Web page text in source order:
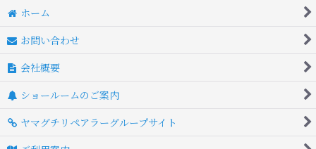
ホーム
お問い合わせ
会社概要
ショールームのご案内
ヤマグチリペアラーグループサイト